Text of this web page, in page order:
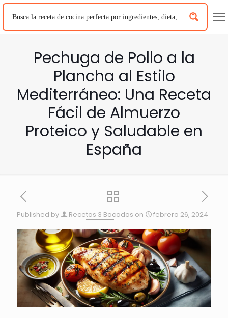
Pechuga de Pollo a la
Plancha al Estilo
Mediterráneo: Una Receta
Fácil de Almuerzo
Proteico y Saludable en
España
Published by Recetas 3 Bocados on febrero 26, 2024